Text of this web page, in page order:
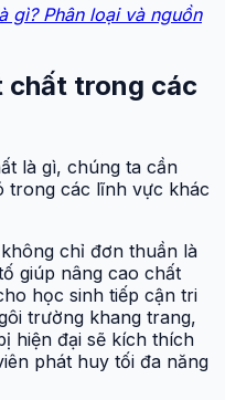
gì? Phân loại và nguồn
chất trong các
là gì, chúng ta cần
trong các lĩnh vực khác
chỉ đơn thuần là
giúp nâng cao chất
học sinh tiếp cận tri
trường khang trang,
hiện đại sẽ kích thích
phát huy tối đa năng